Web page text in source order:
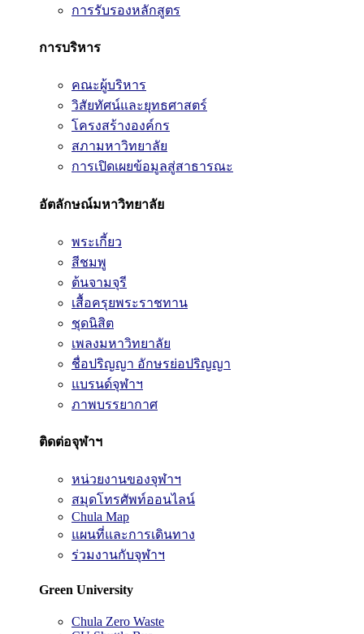
การรับรองหลักสูตร
การบริหาร
คณะผู้บริหาร
วิสัยทัศน์และยุทธศาสตร์
โครงสร้างองค์กร
สภามหาวิทยาลัย
การเปิดเผยข้อมูลสู่สาธารณะ
อัตลักษณ์มหาวิทยาลัย
พระเกี้ยว
สีชมพู
ต้นจามจุรี
เสื้อครุยพระราชทาน
ชุดนิสิต
เพลงมหาวิทยาลัย
ชื่อปริญญา อักษรย่อปริญญา
แบรนด์จุฬาฯ
ภาพบรรยากาศ
ติดต่อจุฬาฯ
หน่วยงานของจุฬาฯ
สมุดโทรศัพท์ออนไลน์
Chula Map
แผนที่และการเดินทาง
ร่วมงานกับจุฬาฯ
Green University
Chula Zero Waste